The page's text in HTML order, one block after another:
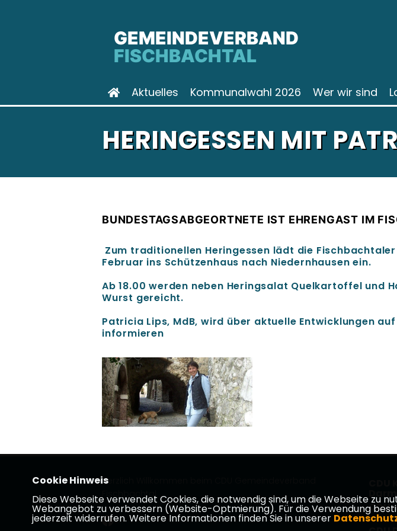
GEMEINDEVERBAND
FISCHBACHTAL
Aktuelles Kommunalwahl 2026 Wer wir sind
HERINGESSEN MIT
BUNDESTAGSABGEORTNETE IST EHRENGAST IM
Zum traditionellen Heringessen lädt die Fischbachtaler
Februar ins Schützenhaus nach Niedernhausen ein.
Ab 18.00 werden neben Heringsalat Quelkartoffel und
Wurst gereicht.
Patricia Lips, MdB, wird über aktuelle Entwicklungen
informieren
Herzlich Willkommen beim CDU Gemeindeverband
Fischbachtal
CDU
Cookie Hinweis
Diese Webseite verwendet Cookies, die notwendig sind, um die Webseite zu
Webangebot zu verbessern (Website-Optmierung). Für die Verwendung
jederzeit widerrufen. Weitere Informationen finden Sie in unserer